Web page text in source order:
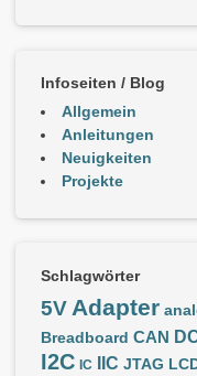
Infoseiten / Blog
Allgemein
Anleitungen
Neuigkeiten
Projekte
Schlagwörter
5V Adapter
Breadboard CAN
I2C IC IIC JTAG